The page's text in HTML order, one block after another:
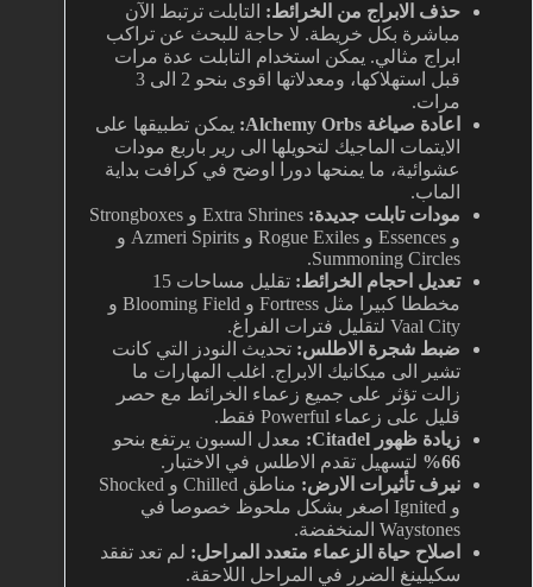
حذف الابراج من الخرائط: التابلت ترتبط الآن
مباشرة بكل خريطة. لا حاجة للبحث عن تراكب
ابراج مثالي. يمكن استخدام التابلت عدة مرات
قبل استهلاكها، ومعدلاتها اقوى بنحو 2 الى 3
مرات.
اعادة صياغة Alchemy Orbs:
يمكن تطبيقها على
الايتمات الماجيك لتحويلها الى رير باربع مودات
عشوائية، ما يمنحها دورا اوضح في كرافت بداية
الماب.
مودات تابلت جديدة:
Extra Shrines و Strongboxes
و Essences و Rogue Exiles و Azmeri Spirits و
Summoning Circles.
تعديل احجام الخرائط:
تقليل مساحات 15
مخططا كبيرا مثل Fortress و Blooming Field و
Vaal City لتقليل فترات الفراغ.
ضبط شجرة الاطلس: تحديث النودز التي كانت
تشير الى ميكانيك الابراج. اغلب المهارات ما
زالت تؤثر على جميع زعماء الخرائط مع حصر
قليل على زعماء Powerful فقط.
زيادة ظهور Citadel:
معدل السبون يرتفع بنحو
66%
لتسهيل تقدم الاطلس في الاختبار.
نيرف تأثيرات الارض:
مناطق Chilled و Shocked
و Ignited اصغر بشكل ملحوظ خصوصا في
Waystones المنخفضة.
اصلاح حياة الزعماء متعدد المراحل: لم تعد تفقد
سكيلينغ الضرر في المراحل اللاحقة.